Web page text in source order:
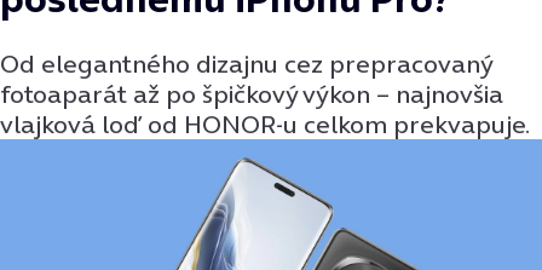
Od elegantného dizajnu cez prepracovaný
fotoaparát až po špičkový výkon – najnovšia
vlajková loď od HONOR-u celkom prekvapuje.